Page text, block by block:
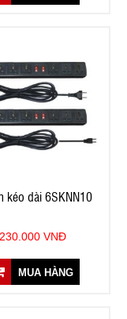
kéo dài 6SKNN10
230.000 VNĐ
MUA HÀNG